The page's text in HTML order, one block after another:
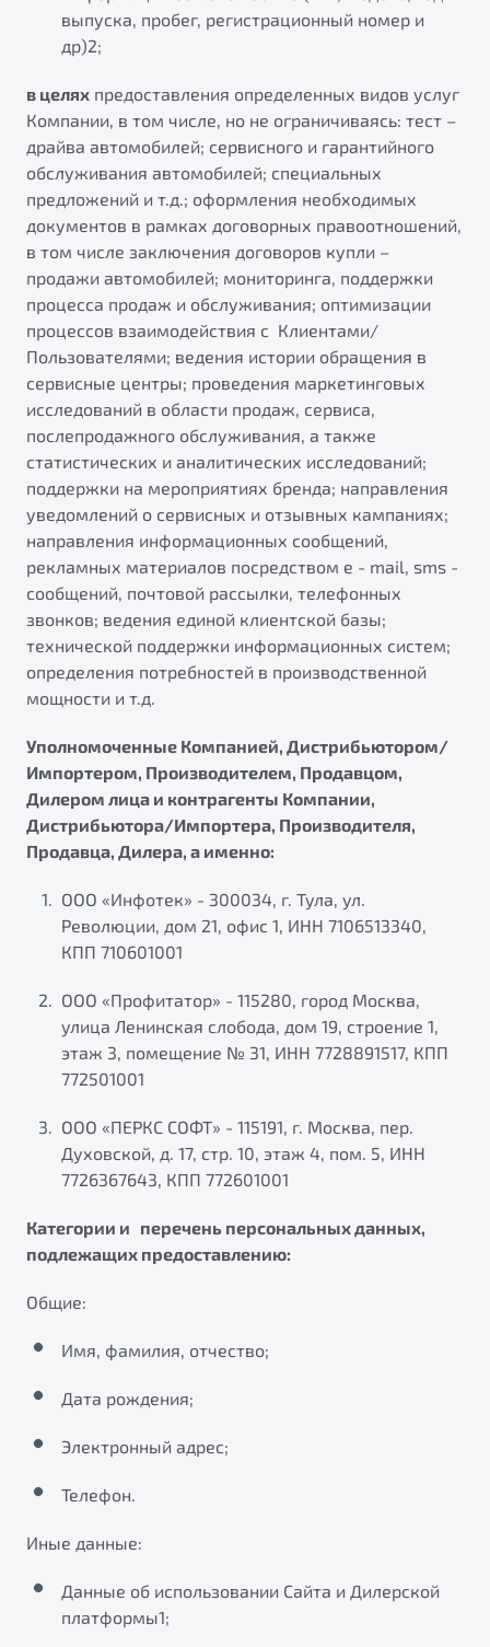
выпуска, пробег, регистрационный номер и
др)2;
в целях предоставления определенных видов услуг
Компании, в том числе, но не ограничиваясь: тест –
драйва автомобилей; сервисного и гарантийного
обслуживания автомобилей; специальных
предложений и т.д.; оформления необходимых
документов в рамках договорных правоотношений,
в том числе заключения договоров купли –
продажи автомобилей; мониторинга, поддержки
процесса продаж и обслуживания; оптимизации
процессов взаимодействия с Клиентами/
Пользователями; ведения истории обращения в
сервисные центры; проведения маркетинговых
исследований в области продаж, сервиса,
послепродажного обслуживания, а также
статистических и аналитических исследований;
поддержки на мероприятиях бренда; направления
уведомлений о сервисных и отзывных кампаниях;
направления информационных сообщений,
рекламных материалов посредством e - mail, sms -
сообщений, почтовой рассылки, телефонных
звонков; ведения единой клиентской базы;
технической поддержки информационных систем;
определения потребностей в производственной
мощности и т.д.
Уполномоченные Компанией, Дистрибьютором/
Импортером, Производителем, Продавцом,
Дилером лица и контрагенты Компании,
Дистрибьютора/Импортера, Производителя,
Продавца, Дилера, а именно:
ООО «Инфотек» - 300034, г. Тула, ул.
Революции, дом 21, офис 1, ИНН 7106513340,
КПП 710601001
ООО «Профитатор» - 115280, город Москва,
улица Ленинская слобода, дом 19, строение 1,
этаж 3, помещение № 31, ИНН 7728891517, КПП
772501001
ООО «ПЕРКС СОФТ» - 115191, г. Москва, пер.
Духовской, д. 17, стр. 10, этаж 4, пом. 5, ИНН
7726367643, КПП 772601001
Категории и перечень персональных данных,
подлежащих предоставлению:
Общие:
Имя, фамилия, отчество;
Дата рождения;
Электронный адрес;
Телефон.
Иные данные:
Данные об использовании Сайта и Дилерской
платформы1;